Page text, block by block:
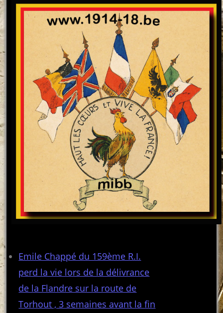
Emile Chappé du 159ème R.I.
perd la vie lors de la délivrance
de la Flandre sur la route de
Torhout , 3 semaines avant la fin